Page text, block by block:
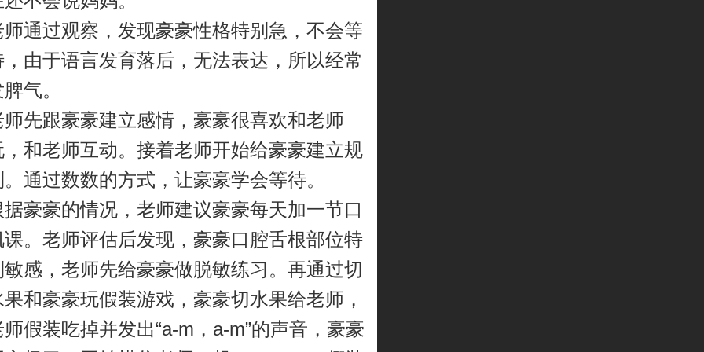
师通过观察，发现豪豪性格特别急，不会等
，由于语言发育落后，无法表达，所以经常
气。
师先跟豪豪建立感情，豪豪很喜欢和老师
，和老师互动。接着老师开始给豪豪建立规
。通过数数的方式，让豪豪学会等待。
据豪豪的情况，老师建议豪豪每天加一节口
课。老师评估后发现，豪豪口腔舌根部位特
敏感，老师先给豪豪做脱敏练习。再通过切
果和豪豪玩假装游戏，豪豪切水果给老师，
师假装吃掉并发出“a-m，a-m”的声音，豪豪